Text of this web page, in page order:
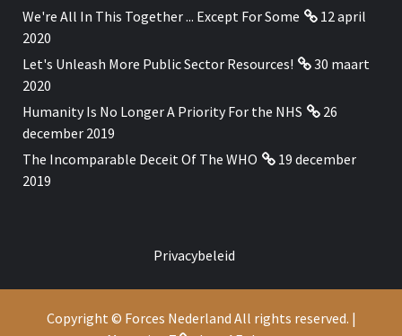
We're All In This Together ... Except For Some
12 april
2020
Let's Unleash More Public Sector Resources!
30 maart
2020
Humanity Is No Longer A Priority For the NHS
26
december 2019
The Incomparable Deceit Of The WHO
19 december
2019
Privacybeleid
Copyright © Forces Nederland All rights reserved. |